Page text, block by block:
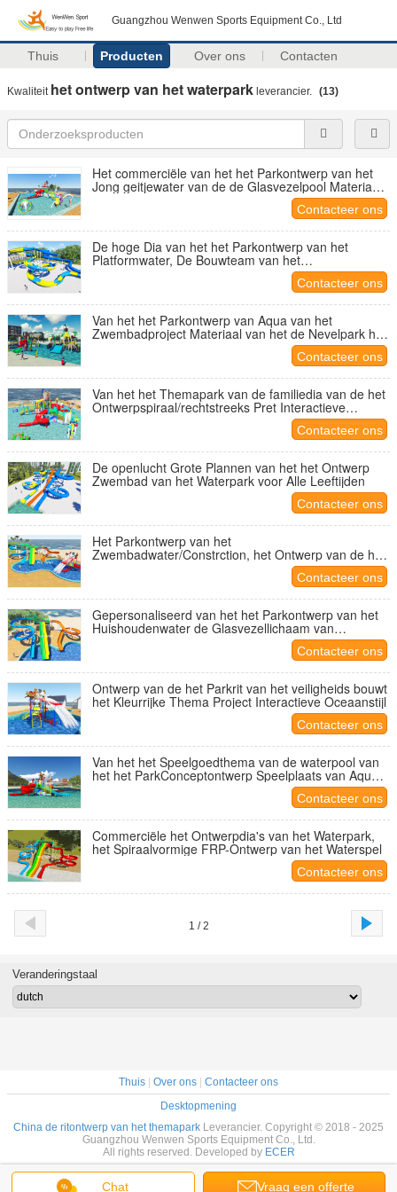
Guangzhou Wenwen Sports Equipment Co., Ltd
Thuis Producten Over ons Contacten
Kwaliteit het ontwerp van het waterpark leverancier. (13)
Het commerciële van het het Parkontwerp van het
Jong geitjewater van de de Glasvezelpool Materiaal
Contacteer ons
De hoge Dia van het het Parkontwerp van het
Platformwater, De Bouwteam van het
Contacteer ons
Van het het Parkontwerp van Aqua van het
Zwembadproject Materiaal van het de Nevelpark het
Contacteer ons
Van het het Themapark van de familiedia van de het
Ontwerpspiraal/rechtstreeks Pret Interactieve
Contacteer ons
De openlucht Grote Plannen van het het Ontwerp
Zwembad van het Waterpark voor Alle Leeftijden
Contacteer ons
Het Parkontwerp van het
Zwembadwater/Constrction, het Ontwerp van de het
Contacteer ons
Gepersonaliseerd van het het Parkontwerp van het
Huishoudenwater de Glasvezellichaam van
Contacteer ons
Ontwerp van de het Parkrit van het veiligheids bouwt
het Kleurrijke Thema Project Interactieve Oceaanstijl
Contacteer ons
Van het het Speelgoedthema van de waterpool van
het het ParkConceptontwerp Speelplaats van Aqua
de Aangepaste met Stortplaatsemmer
Contacteer ons
Commerciële het Ontwerpdia's van het Waterpark,
het Spiraalvormige FRP-Ontwerp van het Waterspel
Contacteer ons
1 / 2
Chat Vraag een offerte
Veranderingstaal
Thuis Over ons
Contacteer ons
Desktopmening
China de ritontwerp van het themapark Leverancier. Copyright © 2018 - 2025
Guangzhou Wenwen Sports Equipment Co., Ltd.
All rights reserved. Developed by ECER